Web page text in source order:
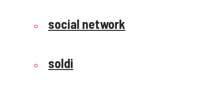
social network
soldi